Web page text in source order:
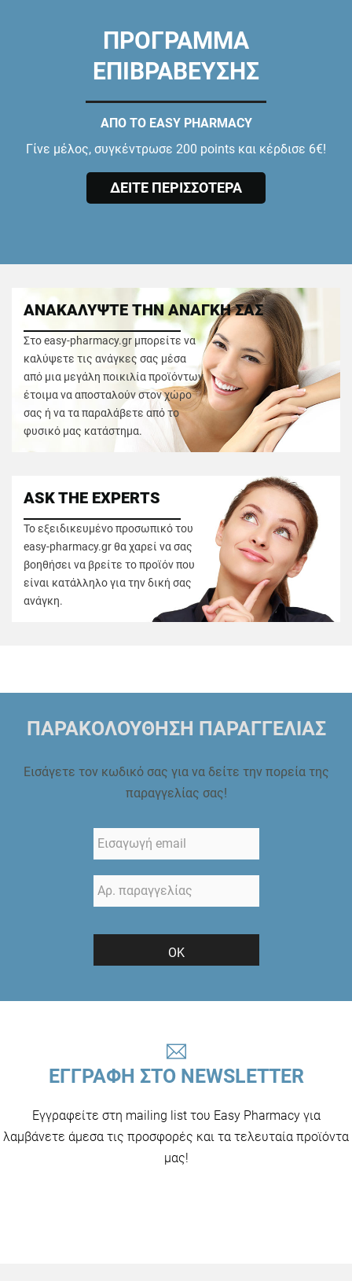
ΠΡΟΓΡΑΜΜΑ
ΕΠΙΒΡΑΒΕΥΣΗΣ
ΑΠΟ ΤΟ EASY PHARMACY
Γίνε μέλος, συγκέντρωσε 200 points και κέρδισε 6€!
ΔΕΙΤΕ ΠΕΡΙΣΣΟΤΕΡΑ
ΑΝΑΚΑΛΥΨΤΕ ΤΗΝ ΑΝΑΓΚΗ ΣΑΣ
Στο easy-pharmacy.gr μπορείτε να
καλύψετε τις ανάγκες σας μέσα
από μια μεγάλη ποικιλία προϊόντων
έτοιμα να αποσταλούν στον χώρο
σας ή να τα παραλάβετε από το
φυσικό μας κατάστημα.
ASK THE EXPERTS
Το εξειδικευμένο προσωπικό του
easy-pharmacy.gr θα χαρεί να σας
βοηθήσει να βρείτε το προϊόν που
είναι κατάλληλο για την δική σας
ανάγκη.
ΠΑΡΑΚΟΛΟΥΘΗΣΗ ΠΑΡΑΓΓΕΛΙΑΣ
Εισάγετε τον κωδικό σας για να δείτε την πορεία της
παραγγελίας σας!
ΟΚ
ΕΓΓΡΑΦΗ ΣΤΟ NEWSLETTER
Εγγραφείτε στη mailing list του Easy Pharmacy για
λαμβάνετε άμεσα τις προσφορές και τα τελευταία προϊόντα
μας!